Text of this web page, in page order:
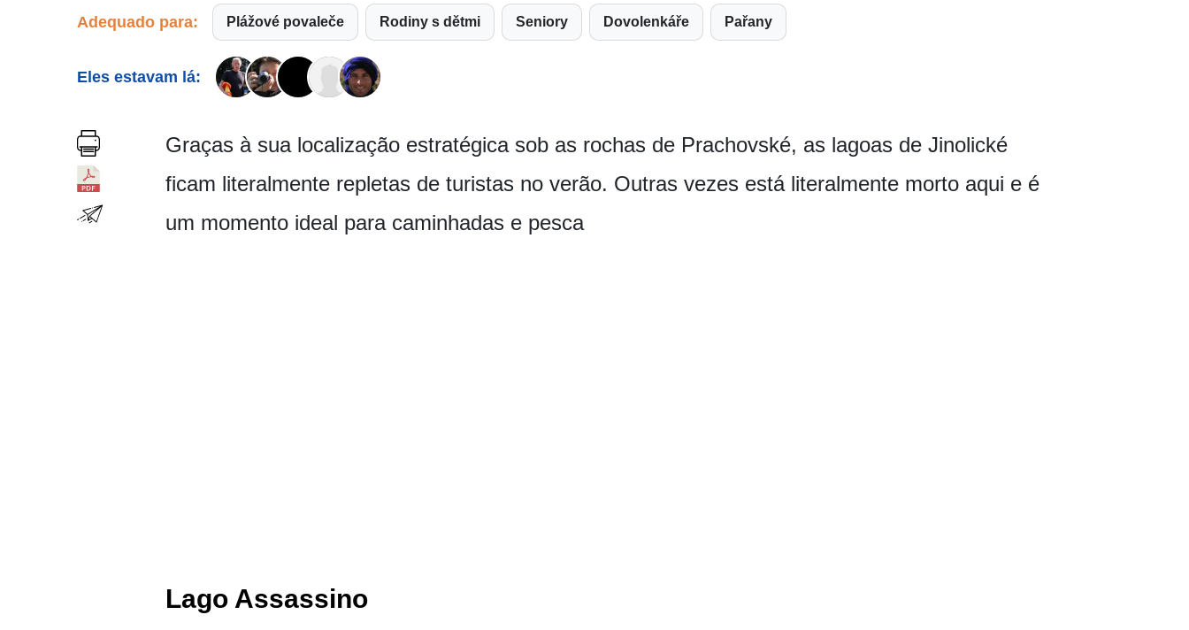
Adequado para: Plážové povaleče Rodiny s dětmi Seniory Dovolenkáře Pařany
Eles estavam lá:
Graças à sua localização estratégica sob as rochas de Prachovské, as lagoas de Jinolické
ficam literalmente repletas de turistas no verão. Outras vezes está literalmente morto aqui e é
um momento ideal para caminhadas e pesca
Lago Assassino